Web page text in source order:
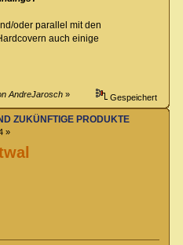
oder parallel mit den
auch einige
AndreJarosch » Gespeichert
ZUKÜNFTIGE PRODUKTE
»